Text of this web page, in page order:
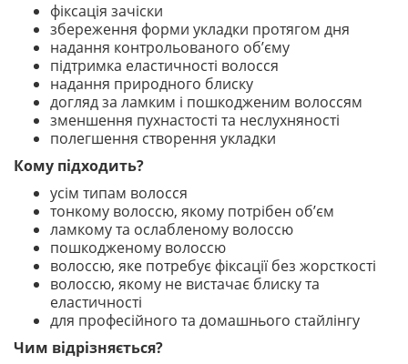
фіксація зачіски
збереження форми укладки протягом дня
надання контрольованого об’єму
підтримка еластичності волосся
надання природного блиску
догляд за ламким і пошкодженим волоссям
зменшення пухнастості та неслухняності
полегшення створення укладки
Кому підходить?
усім типам волосся
тонкому волоссю, якому потрібен об’єм
ламкому та ослабленому волоссю
пошкодженому волоссю
волоссю, яке потребує фіксації без жорсткості
волоссю, якому не вистачає блиску та
еластичності
для професійного та домашнього стайлінгу
Чим відрізняється?